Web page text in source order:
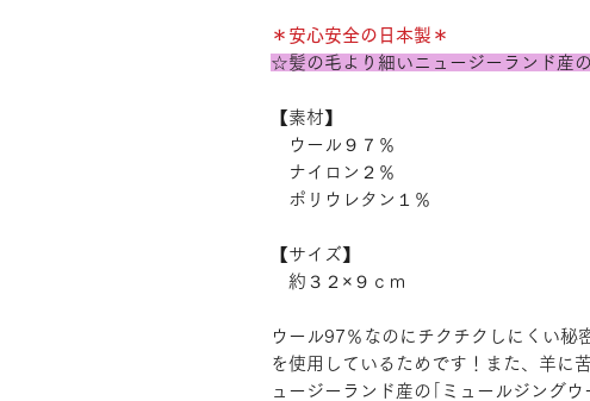
＊安心安全の日本製＊
☆髪の毛より細いニュージーランド産
【素材】
ウール９７％
ナイロン２％
ポリウレタン１％
【サイズ】
約３２×９ｃｍ
ウール97％なのにチクチクしにくい秘
を使用しているためです！また、羊に
ュージーランド産の｢ミュールジング